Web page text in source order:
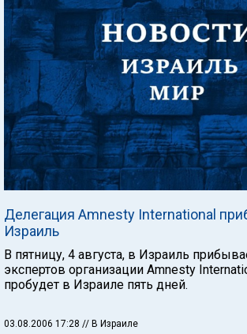
Делегация Amnesty International
Израиль
В пятницу, 4 августа, в Израиль
экспертов организации Amnesty
пробудет в Израиле пять дней.
03.08.2006 17:28 // В Израиле